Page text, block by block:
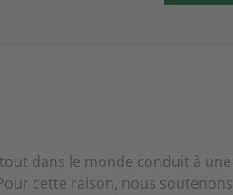
dans le monde conduit à une
cette raison, nous soutenons